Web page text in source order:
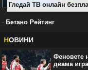
Гледай ТВ онлайн
- Бетано Рейтинг
НОВИНИ
Феновете
двама